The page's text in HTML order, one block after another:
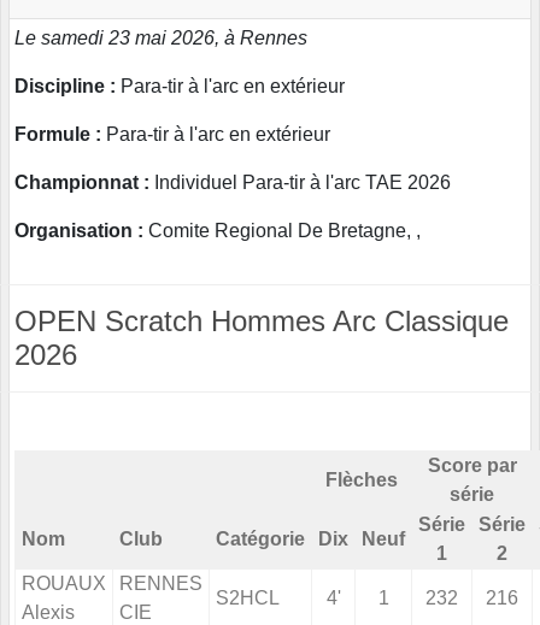
Le samedi 23 mai 2026, à Rennes
Discipline : Para-tir à l'arc en extérieur
Formule : Para-tir à l'arc en extérieur
Championnat : Individuel Para-tir à l'arc TAE 2026
Organisation : Comite Regional De Bretagne, ,
OPEN Scratch Hommes Arc Classique
2026
Flèches
Score par
série
Nom Club Catégorie Dix Neuf
Série
1
Série
2
ROUAUX
Alexis
RENNES
CIE
S2HCL 4' 1 232 216